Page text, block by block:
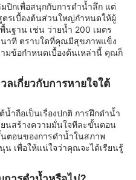
ปิกเพื่อสนุกกับการดำน้ำลึก แต่
รเบื้องต้นส่วนใหญ่กำหนดให้ผู้
นฐาน เช่น ว่ายน้ำ 200 เมตร
นาที ตราบใดที่คุณมีสุขภาพแข็ง
มข้อกำหนดเบื้องต้นเหล่านี้ คุณก็
เกี่ยวกับการหายใจใต้
น้ำถือเป็นเรื่องปกติ การฝึกดำน้ำ
ยนสร้างความมั่นใจทีละขั้นตอน
ตอนของการดำน้ำในสภาพ
เพื่อให้แน่ใจว่าคุณจะได้เรียนรู้